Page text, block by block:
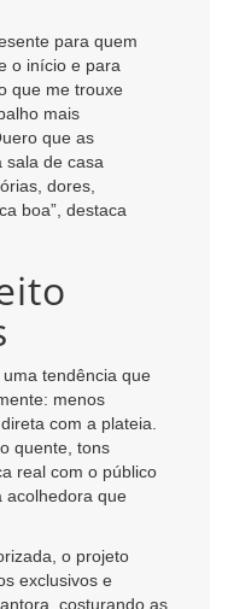
para quem
o início e para
que me trouxe
mais
que as
sala de casa
dores,
boa”, destaca
tendência que
menos
com a plateia.
quente, tons
real com o público
acolhedora que
o projeto
exclusivos e
costurando as